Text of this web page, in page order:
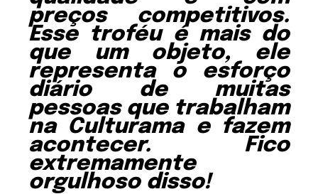
preços competitivos.
Esse troféu é mais do
que um objeto, ele
representa o esforço
diário de muitas
pessoas que trabalham
na Culturama e fazem
acontecer. Fico
extremamente
orgulhoso disso!